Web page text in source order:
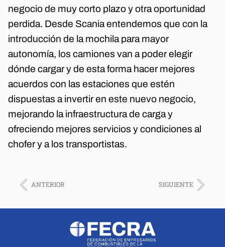
negocio de muy corto plazo y otra oportunidad
perdida. Desde Scania entendemos que con la
introducción de la mochila para mayor
autonomía, los camiones van a poder elegir
dónde cargar y de esta forma hacer mejores
acuerdos con las estaciones que estén
dispuestas a invertir en este nuevo negocio,
mejorando la infraestructura de carga y
ofreciendo mejores servicios y condiciones al
chofer y a los transportistas.
ANTERIOR SIGUIENTE